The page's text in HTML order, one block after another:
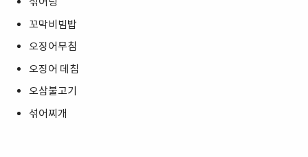
꼬막비빔밥
오징어무침
오징어 데침
오삼불고기
섞어찌개